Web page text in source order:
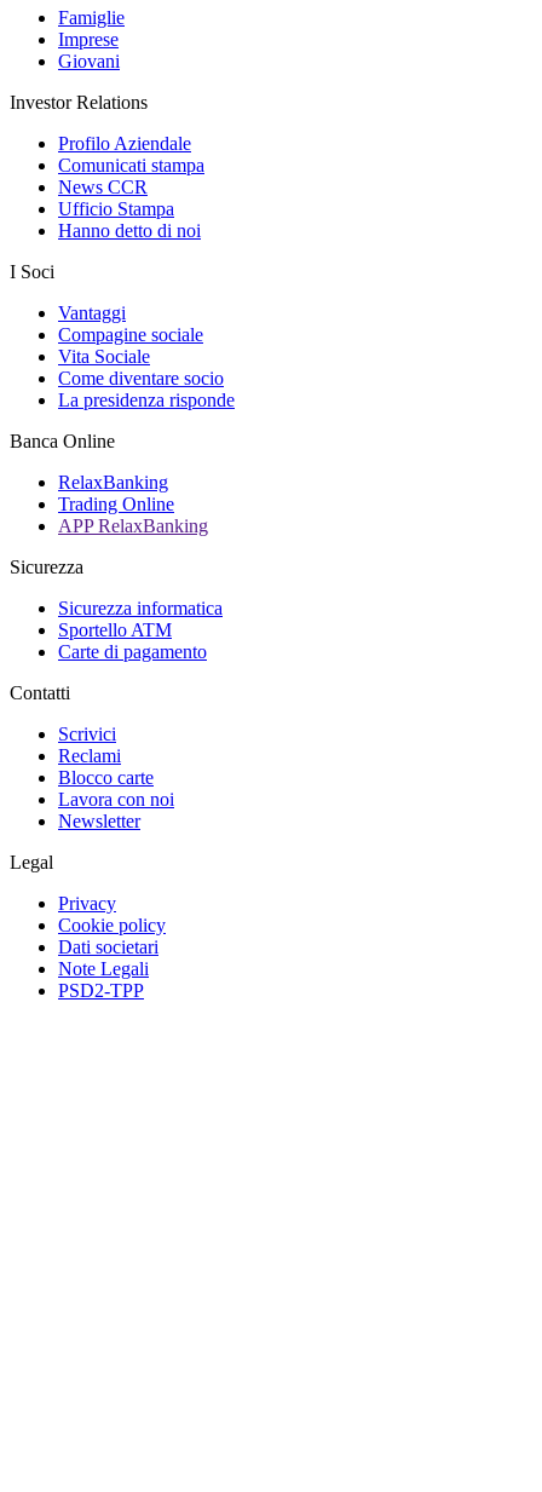
Famiglie
Imprese
Giovani
Investor Relations
Profilo Aziendale
Comunicati stampa
News CCR
Ufficio Stampa
Hanno detto di noi
I Soci
Vantaggi
Compagine sociale
Vita Sociale
Come diventare socio
La presidenza risponde
Banca Online
RelaxBanking
Trading Online
APP RelaxBanking
Sicurezza
Sicurezza informatica
Sportello ATM
Carte di pagamento
Contatti
Scrivici
Reclami
Blocco carte
Lavora con noi
Newsletter
Legal
Privacy
Cookie policy
Dati societari
Note Legali
PSD2-TPP